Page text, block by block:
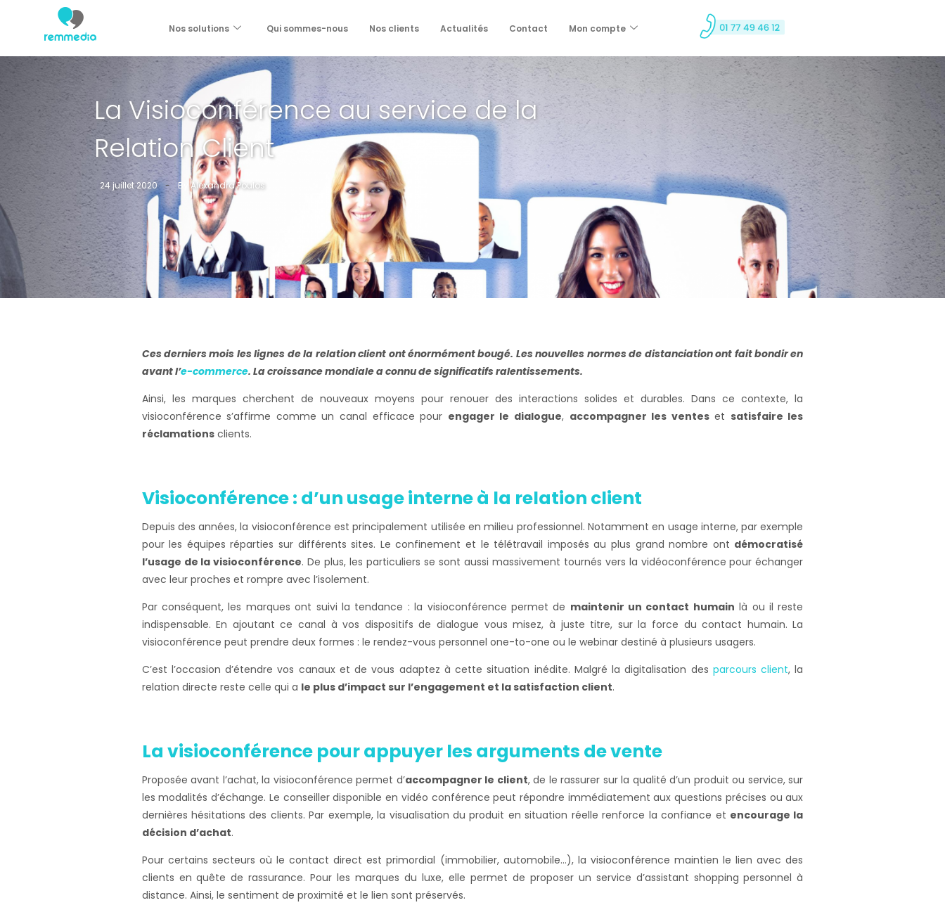
Nos solutions Qui sommes-nous Nos clients Actualités Contact Mon compte
La Visioconférence au service de la
Relation Client
24 juillet 2020 - ByAlexandra Poulos
Ces derniers mois les lignes de la relation client ont énormément bougé. Les nouvelles normes de distanciation ont fait bondir en
avant l’e-commerce. La croissance mondiale a connu de significatifs ralentissements.
Ainsi, les marques cherchent de nouveaux moyens pour renouer des interactions solides et durables. Dans ce contexte, la
visioconférence s’affirme comme un canal efficace pour engager le dialogue, accompagner les venteset satisfaire les
réclamationsclients.
Visioconférence : d’un usage interne à la relation client
Depuis des années, la visioconférence est principalement utilisée en milieu professionnel. Notamment en usage interne, par exemple
pour les équipes réparties sur différents sites. Le confinement et le télétravail imposés au plus grand nombre ont démocratisé
l’usage de la visioconférence. De plus, les particuliers se sont aussi massivement tournés vers la vidéoconférence pour échanger
avec leur proches et rompre avec l’isolement.
Par conséquent, les marques ont suivi la tendance : la visioconférence permet de maintenir un contact humain là ou il reste
indispensable. En ajoutant ce canal à vos dispositifs de dialogue vous misez, à juste titre, sur la force du contact humain. La
visioconférence peut prendre deux formes : le rendez-vous personnel one-to-one ou le webinar destiné à plusieurs usagers.
C’est l’occasion d’étendre vos canaux et de vous adaptez à cette situation inédite. Malgré la digitalisation des parcours client, la
relation directe reste celle qui a le plus d’impact sur l’engagement et la satisfaction client.
La visioconférence pour appuyer les arguments de vente
Proposée avant l’achat, la visioconférence permet d’accompagner le client, de le rassurer sur la qualité d’un produit ou service, sur
les modalités d’échange. Le conseiller disponible en vidéo conférence peut répondre immédiatement aux questions précises ou aux
dernières hésitations des clients. Par exemple, la visualisation du produit en situation réelle renforce la confiance et encourage la
décision d’achat.
Pour certains secteurs où le contact direct est primordial (immobilier, automobile…), la visioconférence maintien le lien avec des
clients en quête de rassurance. Pour les marques du luxe, elle permet de proposer un service d’assistant shopping personnel à
distance. Ainsi, le sentiment de proximité et le lien sont préservés.